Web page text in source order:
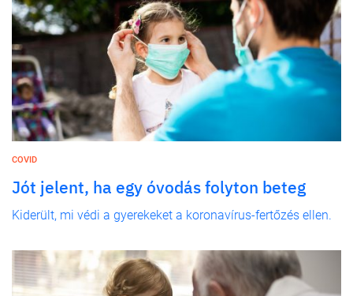
COVID
Jót jelent, ha egy óvodás folyton beteg
Kiderült, mi védi a gyerekeket a koronavírus-fertőzés ellen.